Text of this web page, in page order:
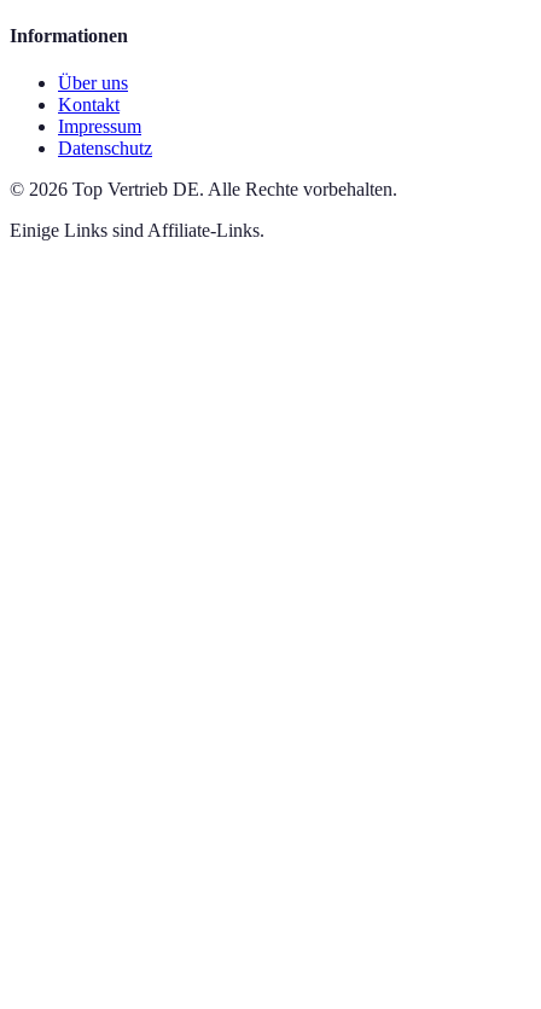
Informationen
Über uns
Kontakt
Impressum
Datenschutz
© 2026 Top Vertrieb DE. Alle Rechte vorbehalten.
Einige Links sind Affiliate-Links.